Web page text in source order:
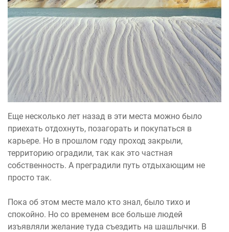
Еще несколько лет назад в эти места можно было
приехать отдохнуть, позагорать и покупаться в
карьере. Но в прошлом году проход закрыли,
территорию оградили, так как это частная
собственность. А преградили путь отдыхающим не
просто так.
Пока об этом месте мало кто знал, было тихо и
спокойно. Но со временем все больше людей
изъявляли желание туда съездить на шашлычки. В